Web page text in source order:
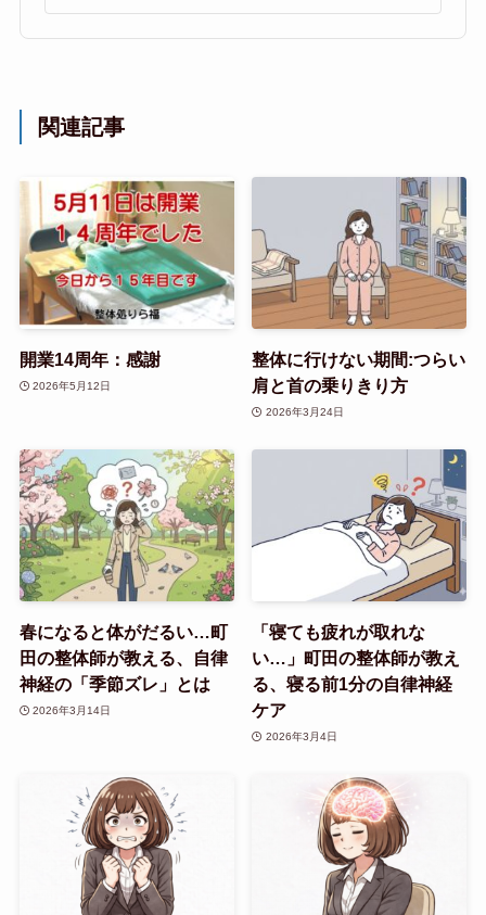
関連記事
開業14周年：感謝
2026年5月12日
整体に行けない期間:つらい
肩と首の乗りきり方
2026年3月24日
春になると体がだるい…町
田の整体師が教える、自律
神経の「季節ズレ」とは
2026年3月14日
「寝ても疲れが取れな
い…」町田の整体師が教え
る、寝る前1分の自律神経
ケア
2026年3月4日